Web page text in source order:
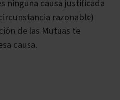
ninguna causa justificada
razonable)
de las Mutuas te
causa.